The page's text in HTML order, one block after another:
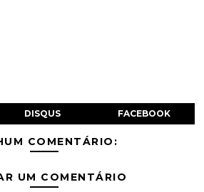
DISQUS FACEBOOK
COMENTÁRIO:
UM COMENTÁRIO